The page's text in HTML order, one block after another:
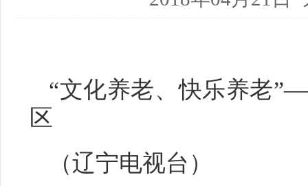
“文化养老、快乐养老
区
（辽宁电视台）